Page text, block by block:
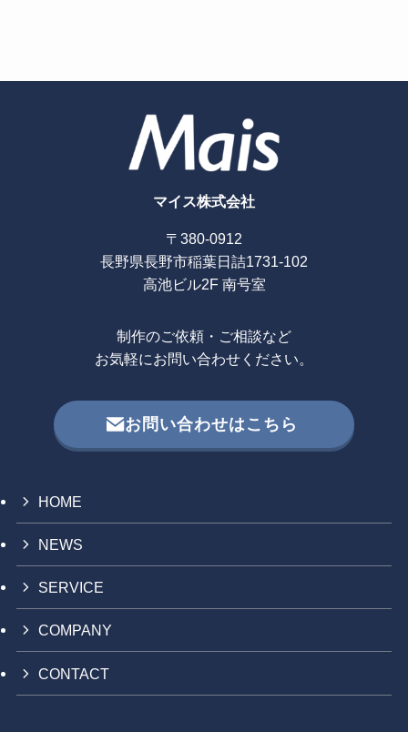
マイス株式会社
〒380-0912
長野県長野市稲葉日詰1731-102
高池ビル2F 南号室
制作のご依頼・ご相談など
お気軽にお問い合わせください。
お問い合わせはこちら
HOME
NEWS
SERVICE
COMPANY
CONTACT